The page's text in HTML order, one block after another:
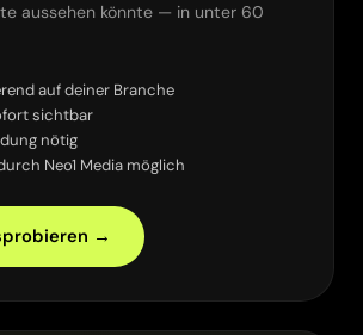
aussehen könnte — in unter 60
auf deiner Branche
sichtbar
nötig
Neo1 Media möglich
→